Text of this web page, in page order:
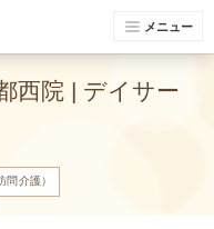
メニュー
西院 | デイサー
問介護）